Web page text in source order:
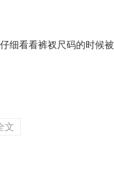
细看看裤衩尺码的时候被
文